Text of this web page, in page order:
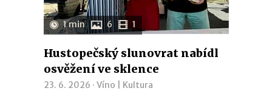
1 min 6 1
Hustopečský slunovrat nabídl
osvěžení ve sklence
23. 6. 2026 · Víno Kultura